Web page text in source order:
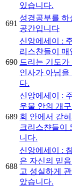
있습니다.
691
성경공부를 하
공간입니다
690
신앙에세이 :
리스챤들이 매
드리는 기도가
인사가 아님을
다.
689
신앙에세이 :
우물 안의 개
회 안에서 갇
크리스챤들이
니다.
688
신앙에세이 :
은 자신의 믿
고 성실하게
았습니다.